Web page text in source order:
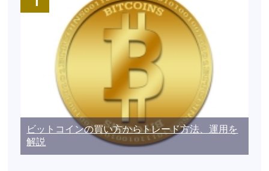
ビットコインの買い方からトレード方法、運用を
解説